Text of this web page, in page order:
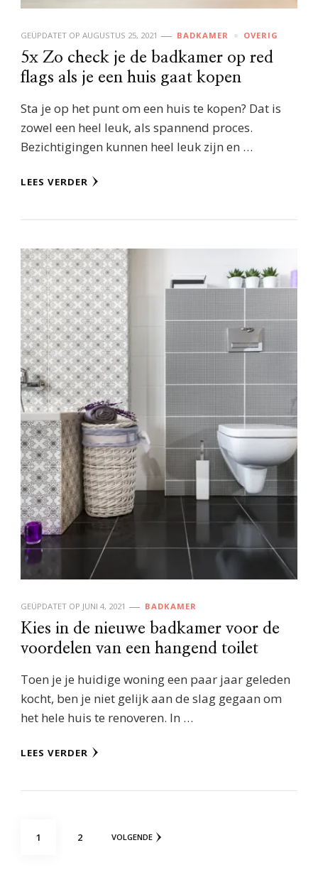
GEÜPDATET OP AUGUSTUS 25, 2021 BADKAMER OVERIG
5x Zo check je de badkamer op red
flags als je een huis gaat kopen
Sta je op het punt om een huis te kopen? Dat is
zowel een heel leuk, als spannend proces.
Bezichtigingen kunnen heel leuk zijn en …
LEES VERDER
GEÜPDATET OP JUNI 4, 2021 BADKAMER
Kies in de nieuwe badkamer voor de
voordelen van een hangend toilet
Toen je je huidige woning een paar jaar geleden
kocht, ben je niet gelijk aan de slag gegaan om
het hele huis te renoveren. In …
LEES VERDER
Berichten
PAGINA
1 PAGINA
2 VOLGENDE